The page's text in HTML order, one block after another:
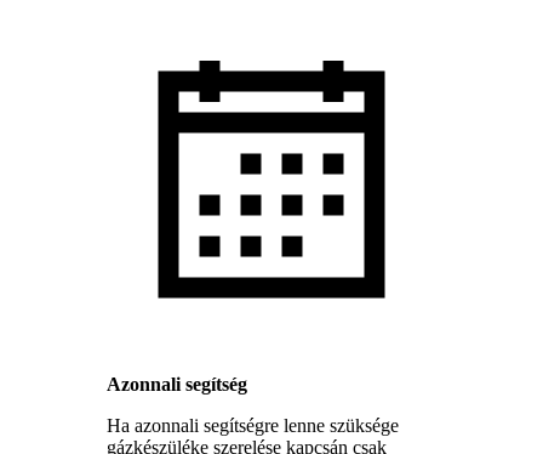
Azonnali segítség
Ha azonnali segítségre lenne szüksége
gázkészüléke szerelése kapcsán csak